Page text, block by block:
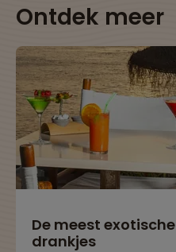
Ontdek meer
De meest exotische
drankjes